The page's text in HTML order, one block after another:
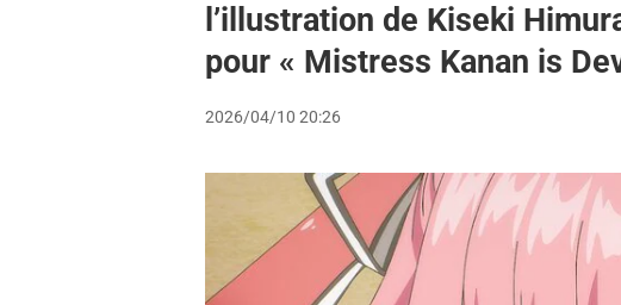
l’illustration de Kiseki
pour « Mistress Kanan is
2026/04/10 20:26